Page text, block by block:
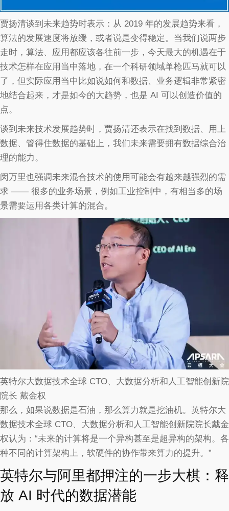
贾扬清谈到未来趋势时表示：从 2019 年的发展趋势来看，
算法的发展速度将放缓，或者说是变得稳定。当我们说两步
走时，算法、应用都应该各往前一步，今天最大的机遇在于
技术怎样在应用当中落地，在一个科研领域单枪匹马就可以
了，但实际应用当中比如说如何和数据、业务逻辑非常紧密
地结合起来，才是如今的大趋势，也是 AI 可以创造价值的
点。
谈到未来技术发展趋势时，贾扬清还表示在找到数据、用上
数据、管得住数据的基础上，我们未来需要拥有数据综合治
理的能力。
闵万里也强调未来混合技术的使用可能会有越来越强烈的需
求 —— 很多的业务场景，例如工业控制中，有相当多的场
景需要运用各类计算的混合。
英特尔大数据技术全球 CTO、大数据分析和人工智能创新院
院长 戴金权
那么，如果说数据是石油，那么算力就是挖油机。英特尔大
数据技术全球 CTO、大数据分析和人工智能创新院院长戴金
权认为：“未来的计算将是一个异构甚至是超异构的架构。各
种不同的计算架构上，软硬件的协作带来算力的提升。”
英特尔与阿里都押注的一步大棋：释
放 AI 时代的数据潜能